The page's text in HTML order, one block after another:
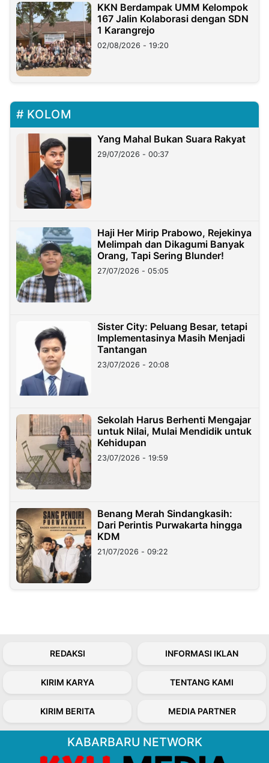
KKN Berdampak UMM Kelompok
167 Jalin Kolaborasi dengan SDN
1 Karangrejo
02/08/2026 - 19:20
KOLOM
Yang Mahal Bukan Suara Rakyat
29/07/2026 - 00:37
Haji Her Mirip Prabowo, Rejekinya
Melimpah dan Dikagumi Banyak
Orang, Tapi Sering Blunder!
27/07/2026 - 05:05
Sister City: Peluang Besar, tetapi
Implementasinya Masih Menjadi
Tantangan
23/07/2026 - 20:08
Sekolah Harus Berhenti Mengajar
untuk Nilai, Mulai Mendidik untuk
Kehidupan
23/07/2026 - 19:59
Benang Merah Sindangkasih:
Dari Perintis Purwakarta hingga
KDM
21/07/2026 - 09:22
REDAKSI INFORMASI IKLAN
KIRIM KARYA TENTANG KAMI
KIRIM BERITA MEDIA PARTNER
KABARBARU NETWORK